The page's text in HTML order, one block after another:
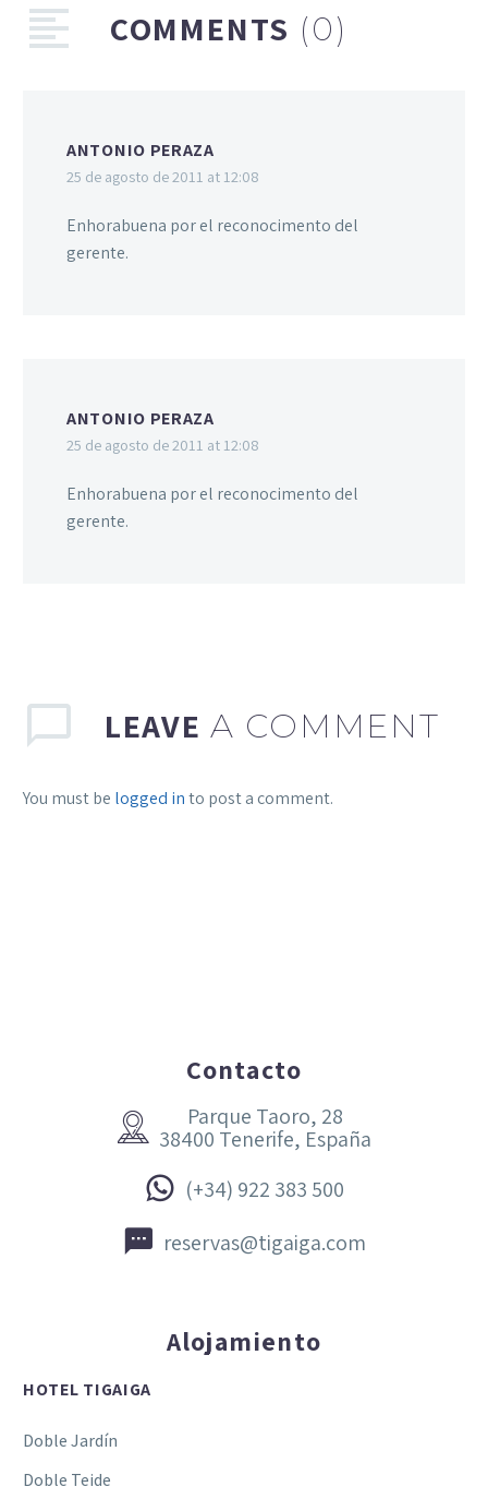
COMMENTS (0)
ANTONIO PERAZA
25 de agosto de 2011 at 12:08
Enhorabuena por el reconocimento del
gerente.
ANTONIO PERAZA
25 de agosto de 2011 at 12:08
Enhorabuena por el reconocimento del
gerente.
LEAVE A COMMENT
You must be logged into post a comment.
Contacto


Parque Taoro, 28
38400 Tenerife, España

 (+34) 922 383 500

 reservas@tigaiga.com
Alojamiento
HOTEL TIGAIGA
Doble Jardín
Doble Teide